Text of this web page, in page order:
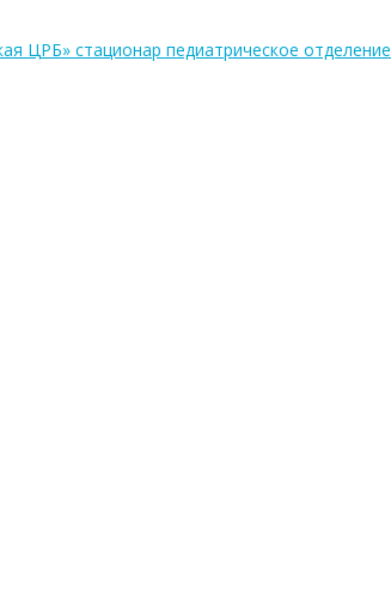
ЦРБ» стационар педиатрическое отделение